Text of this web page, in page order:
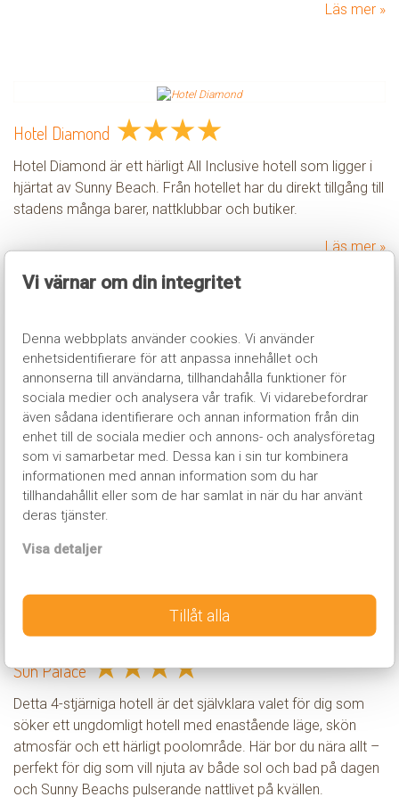
Vi värnar om din integritet
Denna webbplats använder cookies. Vi använder
enhetsidentifierare för att anpassa innehållet och
annonserna till användarna, tillhandahålla funktioner för
sociala medier och analysera vår trafik. Vi vidarebefordrar
även sådana identifierare och annan information från din
enhet till de sociala medier och annons- och analysföretag
som vi samarbetar med. Dessa kan i sin tur kombinera
informationen med annan information som du har
tillhandahållit eller som de har samlat in när du har använt
deras tjänster.
Visa detaljer
Tillåt alla
Läs mer
Hotel Diamond ★★★★
Hotel Diamond är ett härligt All Inclusive hotell som ligger i
hjärtat av Sunny Beach. Från hotellet har du direkt tillgång till
stadens många barer, nattklubbar och butiker.
Läs mer
Izola Paradise ★★★★
Hotell Izola Paradise - Det ultimata ungdomshotellet i
hjärtat av Sunny Beach! Här bor du i ett centralt läge med
närhet till allt som Sunny Beach har att erbjuda. En kortare
promenad från hotellet hittar du såväl Sunny Beachs 6 km
långa sandstrand som den livliga bargatan Flower Street
där du hittar barer och nattklubbar av högsta klass.
Sun Palace ★★★★
Detta 4-stjärniga hotell är det självklara valet för dig som
söker ett ungdomligt hotell med enastående läge, skön
atmosfär och ett härligt poolområde. Här bor du nära allt –
perfekt för dig som vill njuta av både sol och bad på dagen
och Sunny Beachs pulserande nattlivet på kvällen.